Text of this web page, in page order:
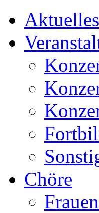
Aktuelles
Chöre